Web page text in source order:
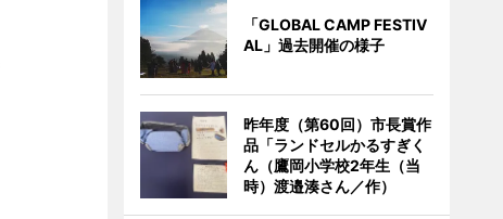
「GLOBAL CAMP FESTIV
AL」過去開催の様子
昨年度（第60回）市長賞作
品「ランドセルかるすぎく
ん（鷹岡小学校2年生（当
時）渡邉湊さん／作）